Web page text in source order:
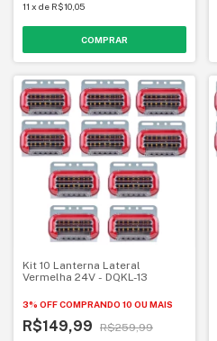
11 x de R$10,05
Kit 10 Lanterna Lateral
Vermelha 24V - DQKL-13
3% OFFCOMPRANDO 10 OU MAIS
R$149,99
R$259,99